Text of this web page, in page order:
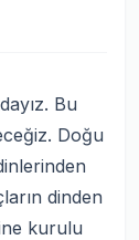
Bu
Doğu
dinden
kurulu